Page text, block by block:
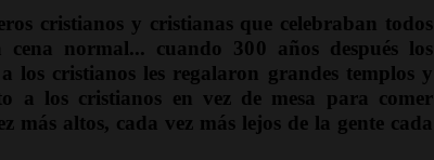
cristianos y cristianas que celebraban todos
normal... cuando 300 años después los
los cristianos les regalaron grandes templos y
a los cristianos en vez de mesa para comer
más altos, cada vez más lejos de la gente cada